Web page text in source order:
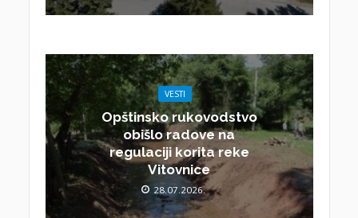
VESTI
Opštinsko rukovodstvo
obišlo radove na
regulaciji korita reke
Vitovnice
28.07.2026.